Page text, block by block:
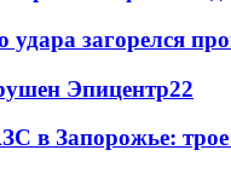
удара загорелся
Эпицентр22
в Запорожье: